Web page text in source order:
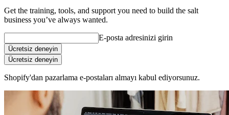
Get the training, tools, and support you need to build the salt
business you’ve always wanted.
E-posta adresinizi girin
Ücretsiz deneyin
Ücretsiz deneyin
Shopify'dan pazarlama e-postaları almayı kabul ediyorsunuz.